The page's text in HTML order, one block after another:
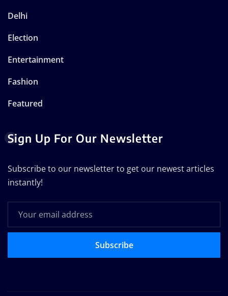
Delhi
Election
Entertainment
Fashion
Featured
Sign Up For Our Newsletter
Subscribe to our newsletter to get our newest articles
instantly!
Subscribe